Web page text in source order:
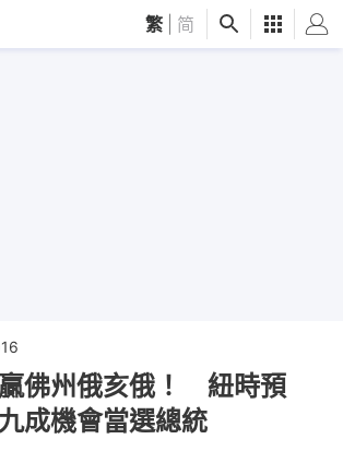
繁 简
佛州俄亥俄！ 紐時預
成機會當選總統